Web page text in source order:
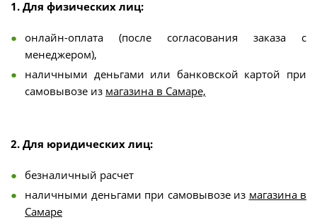
1. Для физических лиц:
онлайн-оплата (после согласования заказа с
менеджером),
наличными деньгами или банковской картой при
самовывозе из магазина в Самаре,
2. Для юридических лиц:
безналичный расчет
наличными деньгами при самовывозе из магазина в
Самаре